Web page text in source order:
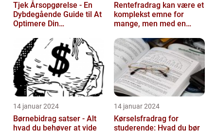
Tjek Årsopgørelse - En
Dybdegående Guide til At
Optimere Din
Rentefradrag kan være et
komplekst emne for
mange, men med en
kan man nemt og ...
14 januar 2024
Børnebidrag satser - Alt
hvad du behøver at vide
14 januar 2024
Kørselsfradrag for
studerende: Hvad du bør